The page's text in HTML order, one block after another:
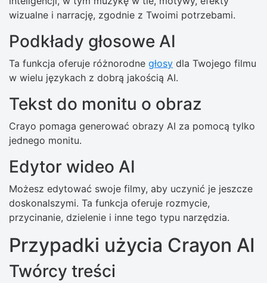
wizualne i narrację, zgodnie z Twoimi potrzebami.
Podkłady głosowe AI
Ta funkcja oferuje różnorodne głosy dla Twojego filmu
w wielu językach z dobrą jakością AI.
Tekst do monitu o obraz
Crayo pomaga generować obrazy AI za pomocą tylko
jednego monitu.
Edytor wideo AI
Możesz edytować swoje filmy, aby uczynić je jeszcze
doskonalszymi. Ta funkcja oferuje rozmycie,
przycinanie, dzielenie i inne tego typu narzędzia.
Przypadki użycia Crayon AI
Twórcy treści